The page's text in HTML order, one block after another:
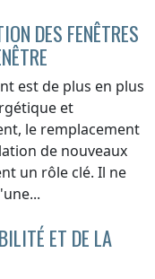
DES FENÊTRES
est de plus en plus
et
le remplacement
de nouveaux
un rôle clé. Il ne
ET DE LA